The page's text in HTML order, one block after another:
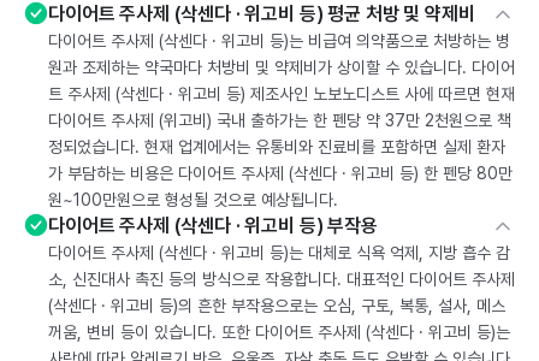
다이어트 주사제 (삭센다 · 위고비 등) 평균 처방 및 약제비
다이어트 주사제 (삭센다 · 위고비 등)는 비급여 의약품으로 처방하는 병
원과 조제하는 약국마다 처방비 및 약제비가 상이할 수 있습니다. 다이어
트 주사제 (삭센다 · 위고비 등) 제조사인 노보노디스트 사에 따르면 현재
다이어트 주사제 (위고비) 국내 출하가는 한 펜당 약 37만 2천원으로 책
정되었습니다. 현재 업계에서는 유통비와 진료비를 포함하면 실제 환자
가 부담하는 비용은 다이어트 주사제 (삭센다 · 위고비 등) 한 펜당 80만
원~100만원으로 형성될 것으로 예상됩니다.
다이어트 주사제 (삭센다 · 위고비 등) 부작용
다이어트 주사제 (삭센다 · 위고비 등)는 대체로 식욕 억제, 지방 흡수 감
소, 신진대사 촉진 등의 방식으로 작용합니다. 대표적인 다이어트 주사제
(삭센다 · 위고비 등)의 흔한 부작용으로는 오심, 구토, 복통, 설사, 메스
꺼움, 변비 등이 있습니다. 또한 다이어트 주사제 (삭센다 · 위고비 등)는